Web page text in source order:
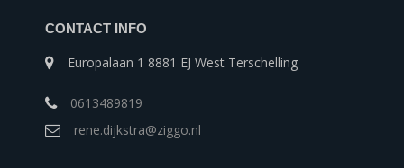
CONTACT INFO
Europalaan 1 8881 EJ West Terschelling
0613489819
rene.dijkstra@ziggo.nl